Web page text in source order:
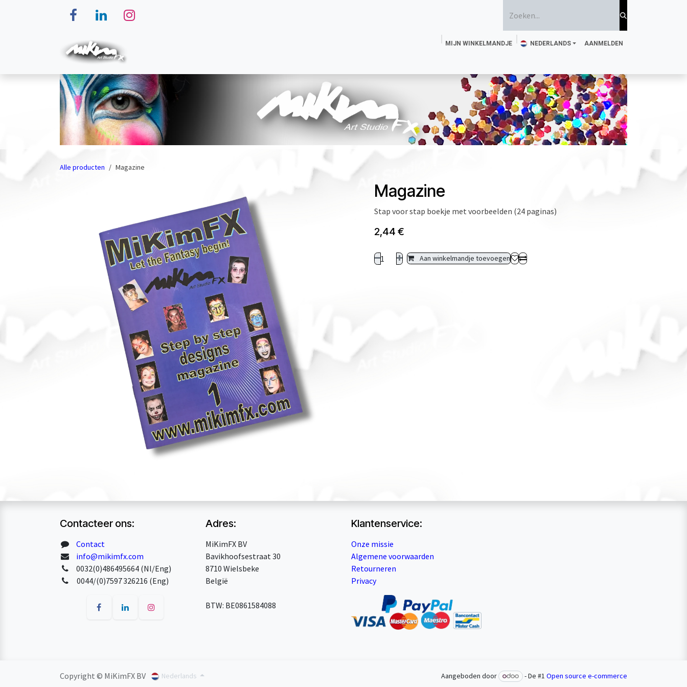
MIJN WINKELMANDJE NEDERLANDS AANMELDEN
Alle producten Magazine
Magazine
Stap voor stap boekje met voorbeelden (24 paginas)
2,44 €
Aan winkelmandje toevoegen
Contacteer ons:
Contact
info@mikimfx.com
0032(0)486495664 (Nl/Eng)
0044/(0)7597 326216 (Eng)
Adres:
MiKimFX BV
Bavikhoofsestraat 30
8710 Wielsbeke
België
BTW: BE0861584088
Klantenservice:
Onze missie
Algemene voorwaarden
Retourneren
Privacy
Copyright © MiKimFX BV Nederlands Aangeboden door - De #1 Open source e-commerce